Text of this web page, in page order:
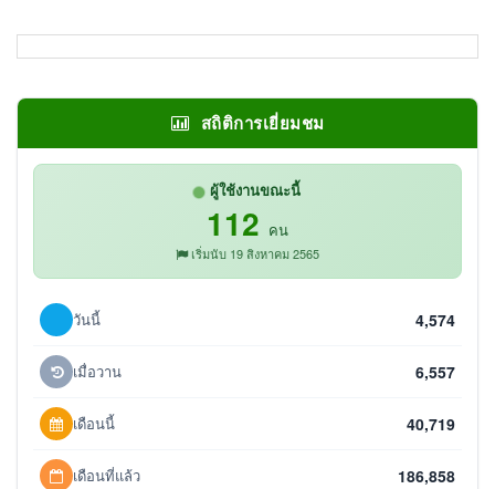
สถิติการเยี่ยมชม
ผู้ใช้งานขณะนี้
112 คน
เริ่มนับ 19 สิงหาคม 2565
วันนี้ 4,574
เมื่อวาน 6,557
เดือนนี้ 40,719
เดือนที่แล้ว 186,858